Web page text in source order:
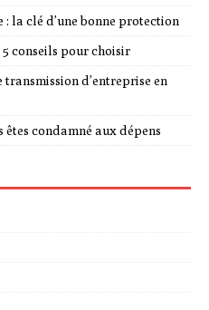
la clé d’une bonne protection
conseils pour choisir
transmission d’entreprise en
êtes condamné aux dépens